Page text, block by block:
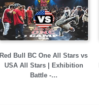
Red Bull BC One All Stars vs
USA All Stars | Exhibition
Battle -…